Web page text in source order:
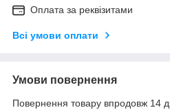
Оплата за реквізитами
Всі умови оплати
Умови повернення
Повернення товару впродовж 14